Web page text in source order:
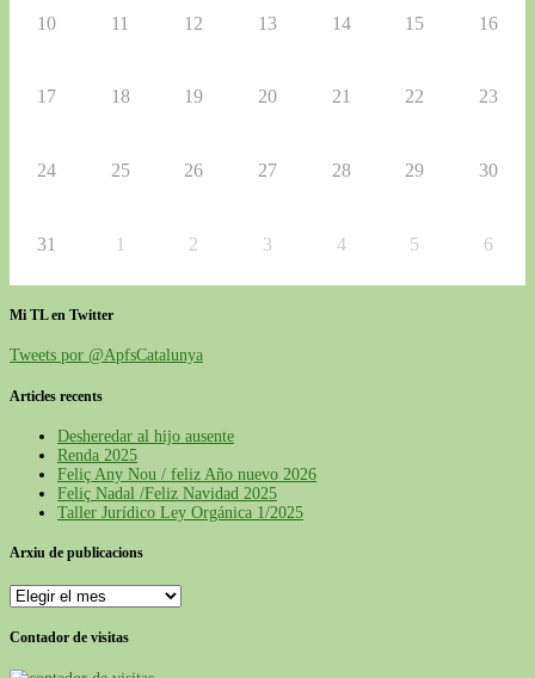
10 11 12 13 14 15 16
17 18 19 20 21 22 23
24 25 26 27 28 29 30
31 1 2 3 4 5 6
Mi TL en Twitter
Tweets por @ApfsCatalunya
Articles recents
Desheredar al hijo ausente
Renda 2025
Feliç Any Nou / feliz Año nuevo 2026
Feliç Nadal /Feliz Navidad 2025
Taller Jurídico Ley Orgánica 1/2025
Arxiu de publicacions
Contador de visitas